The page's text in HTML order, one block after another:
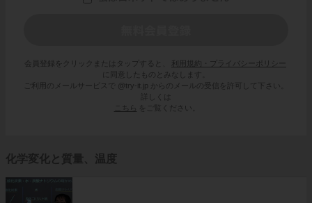
会員登録をクリックまたはタップすると、
利用規約・プライバシーポリシー
に同意したものとみなします。
ご利用のメールサービスで @try-it.jp からのメールの受信を許可して下さい。
詳しくは
こちら
をご覧ください。
化学変化と質量、温度